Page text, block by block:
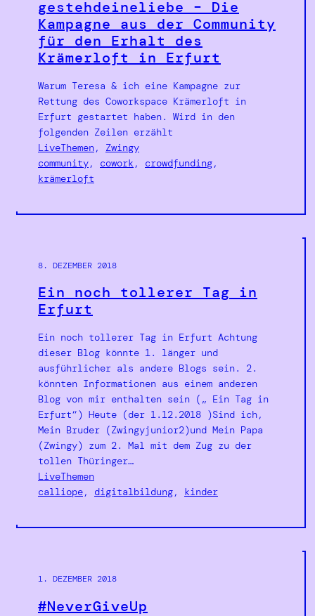
gestehdeineliebe – Die
Kampagne aus der Community
für den Erhalt des
Krämerloft in Erfurt
Warum Teresa & ich eine Kampagne zur
Rettung des Coworkspace Krämerloft in
Erfurt gestartet haben. Wird in den
folgenden Zeilen erzählt
LiveThemen, Zwingy
community, cowork , crowdfunding
krämerloft
8. DEZEMBER 2018
Ein noch tollerer Tag in
Erfurt
Ein noch tollerer Tag in Erfurt Achtung
dieser Blog könnte 1. länger und
ausführlicher als andere Blogs sein. 2.
könnten Informationen aus einem anderen
Blog von mir enthalten sein („ Ein Tag in
Erfurt“) Heute (der 1.12.2018 )Sind ich,
Mein Bruder (Zwingyjunior2)und Mein Papa
(Zwingy) zum 2. Mal mit dem Zug zu der
tollen Thüringer…
LiveThemen
calliope, digitalbildung, kinder
1. DEZEMBER 2018
#NeverGiveUp